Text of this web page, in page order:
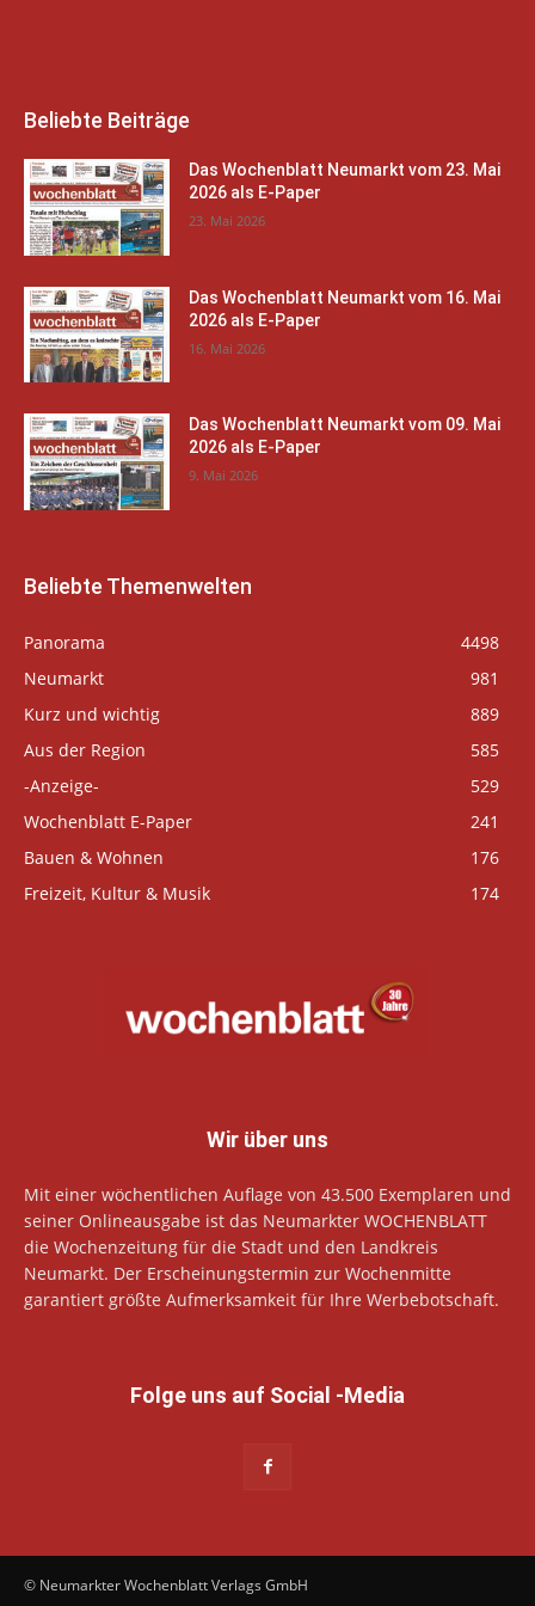
Beliebte Beiträge
Das Wochenblatt Neumarkt vom 23. Mai
2026 als E-Paper
23. Mai 2026
Das Wochenblatt Neumarkt vom 16. Mai
2026 als E-Paper
16. Mai 2026
Das Wochenblatt Neumarkt vom 09. Mai
2026 als E-Paper
9. Mai 2026
Beliebte Themenwelten
Panorama
4498
Neumarkt
981
Kurz und wichtig
889
Aus der Region
585
-Anzeige-
529
Wochenblatt E-Paper
241
Bauen & Wohnen
176
Freizeit, Kultur & Musik
174
Wir über uns
Mit einer wöchentlichen Auflage von 43.500 Exemplaren und
seiner Onlineausgabe ist das Neumarkter WOCHENBLATT
die Wochenzeitung für die Stadt und den Landkreis
Neumarkt. Der Erscheinungstermin zur Wochenmitte
garantiert größte Aufmerksamkeit für Ihre Werbebotschaft.
Folge uns auf Social -Media
© Neumarkter Wochenblatt Verlags GmbH